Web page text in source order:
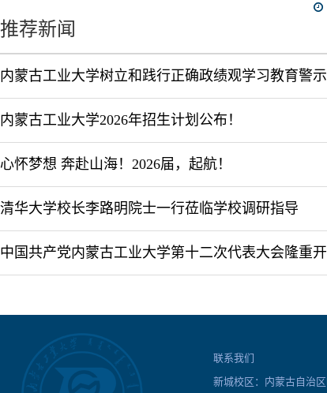
推荐新闻
内蒙古工业大学树立和践行正确政绩观学习教育警
内蒙古工业大学2026年招生计划公布！
心怀梦想 奔赴山海！2026届，起航！
清华大学校长李路明院士一行莅临学校调研指导
中国共产党内蒙古工业大学第十二次代表大会隆重
联系我们
新城校区：内蒙古自治